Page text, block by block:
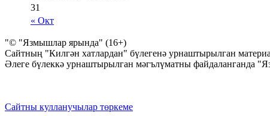
« Окт
31
"© "Язмышлар ярында" (16+)
Сайтның "Килгән хатлардан" бүлегенә урнаштырылган
Әлеге бүлеккә урнаштырылган мәгълүматны файдаланганда
Сайтны кулланучылар төркеме